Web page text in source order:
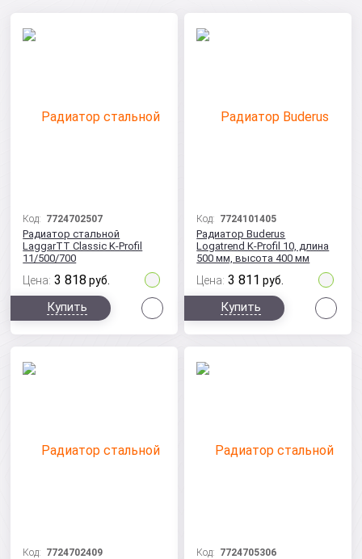
Код: 7724702507
Радиатор стальной
LaggarTT Classic K-Profil
11/500/700
Цена: 3 818 руб.
Купить
Код: 7724101405
Радиатор Buderus
Logatrend K-Profil 10, длина
500 мм, высота 400 мм
с боковым подключением
Цена: 3 811 руб.
Купить
Код: 7724702409 Код: 7724705306